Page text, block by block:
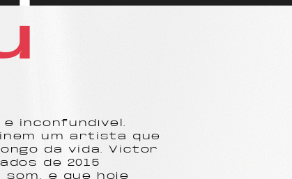
inconfundível.
um artista que
da vida. Victor
de 2015
e que hoje